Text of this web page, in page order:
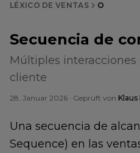
LÉXICO DE VENTAS O
Secuencia de
Múltiples interacciones
cliente
28. Januar 2026 · Geprüft von
Una secuencia de
Sequence) en las